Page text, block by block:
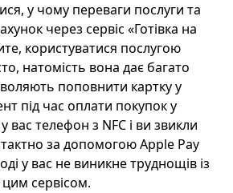
у чому переваги послуги та
через сервіс «Готівка на
користуватися послугою
натомість вона дає багато
поповнити картку у
під час оплати покупок у
вас телефон з NFC і ви звикли
за допомогою Apple Pay
у вас не виникне труднощів із
сервісом.